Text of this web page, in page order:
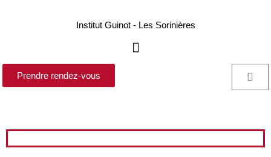
Institut Guinot - Les Sorinières
Prendre rendez-vous